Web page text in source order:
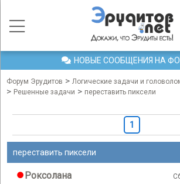
НОВЫЕ СООБЩЕНИЯ НА
Форум Эрудитов > Логические задачи и
> Решенные задачи > переставить пиксели
1
переставить пиксели
Роксолана